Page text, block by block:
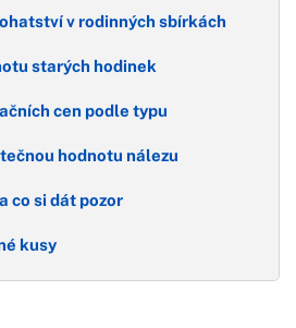
v rodinných sbírkách
starých hodinek
cen podle typu
hodnotu nálezu
co si dát pozor
kusy